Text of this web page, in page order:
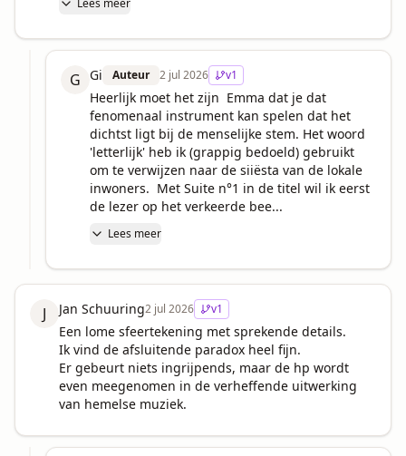
Lees meer
G Gi Auteur 2 jul 2026 v1
Heerlijk moet het zijn  Emma dat je dat
fenomenaal instrument kan spelen dat het
dichtst ligt bij de menselijke stem. Het woord
'letterlijk' heb ik (grappig bedoeld) gebruikt
om te verwijzen naar de siiësta van de lokale
inwoners.  Met Suite n°1 in de titel wil ik eerst
de lezer op het verkeerde bee...
Lees meer
J Jan Schuuring2 jul 2026 v1
Een lome sfeertekening met sprekende details.
Ik vind de afsluitende paradox heel fijn.
Er gebeurt niets ingrijpends, maar de hp wordt
even meegenomen in de verheffende uitwerking
van hemelse muziek.